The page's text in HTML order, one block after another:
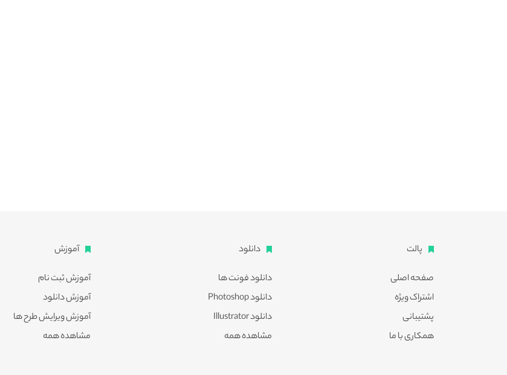
پالت
صفحه اصلی
اشتراک ویژه
پشتیبانی
همکاری با ما
دانلود
دانلود فونت ها
دانلود Photoshop
دانلود Illustrator
مشاهده همه
آموزش
آموزش ثبت نام
آموزش دانلود
آموزش ویرایش طرح ها
مشاهده همه